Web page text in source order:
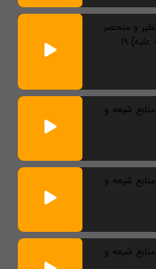
و منحصر
به فرد امیرالمؤمنین (سلام الله علیه) 19
شیعه و
شیعه و
شیعه و